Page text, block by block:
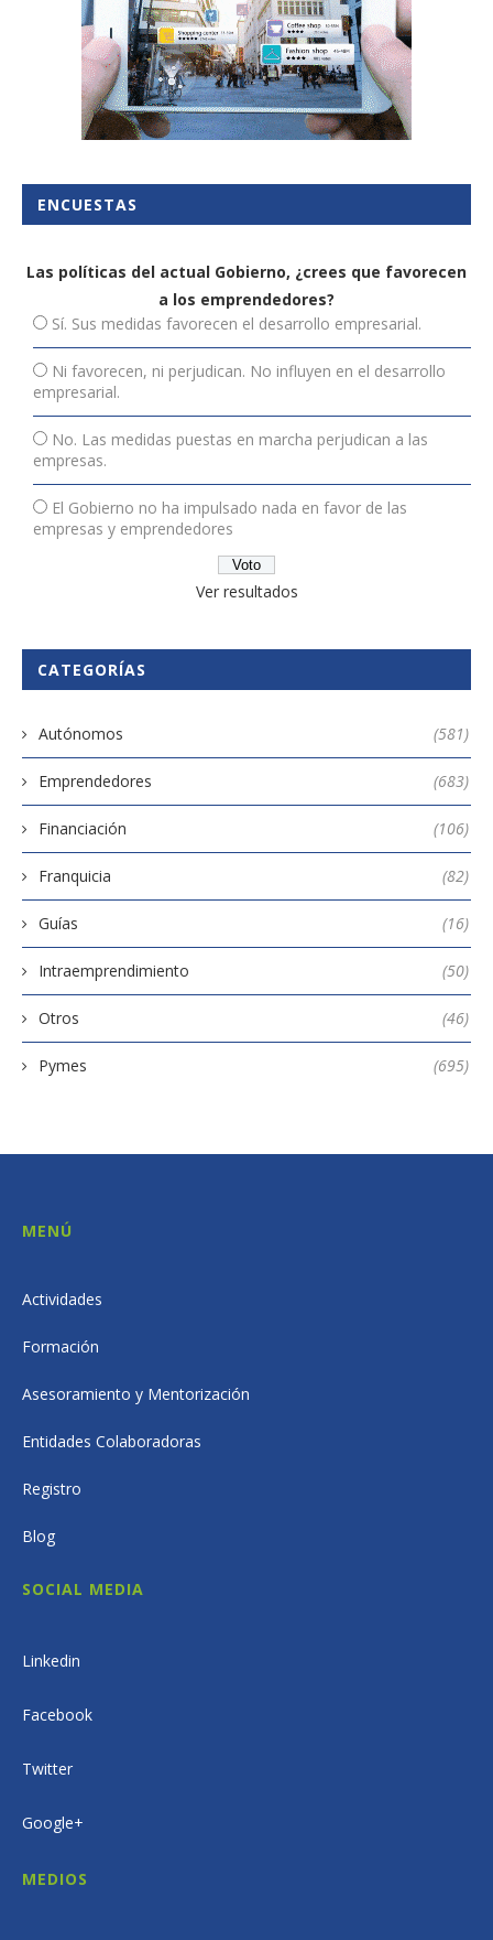
ENCUESTAS
Las políticas del actual Gobierno, ¿crees que favorecen
a los emprendedores?
Sí. Sus medidas favorecen el desarrollo empresarial.
Ni favorecen, ni perjudican. No influyen en el desarrollo
empresarial.
No. Las medidas puestas en marcha perjudican a las
empresas.
El Gobierno no ha impulsado nada en favor de las
empresas y emprendedores
Ver resultados
CATEGORÍAS
Autónomos (581)
Emprendedores (683)
Financiación (106)
Franquicia (82)
Guías (16)
Intraemprendimiento (50)
Otros (46)
Pymes (695)
MENÚ
Actividades
Formación
Asesoramiento y Mentorización
Entidades Colaboradoras
Registro
Blog
SOCIAL MEDIA
Linkedin
Facebook
Twitter
Google+
MEDIOS